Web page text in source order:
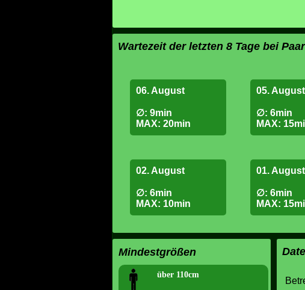
Wartezeit der letzten 8 Tage bei
06. August
∅: 9min
MAX: 20min
05. August
∅: 6min
MAX:
02. August
∅: 6min
MAX: 10min
01. August
∅: 6min
MAX:
Mindestgrößen
über 110cm